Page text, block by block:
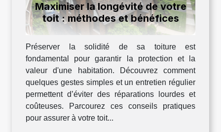
Maximiser la longévité de votre
toit : méthodes et bénéfices
Préserver la solidité de sa toiture est
fondamental pour garantir la protection et la
valeur d'une habitation. Découvrez comment
quelques gestes simples et un entretien régulier
permettent d’éviter des réparations lourdes et
coûteuses. Parcourez ces conseils pratiques
pour assurer à votre toit...